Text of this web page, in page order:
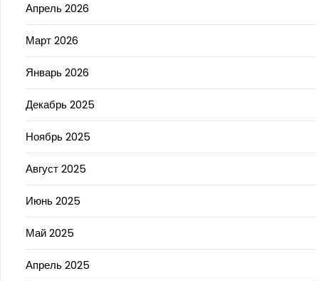
Апрель 2026
Март 2026
Январь 2026
Декабрь 2025
Ноябрь 2025
Август 2025
Июнь 2025
Май 2025
Апрель 2025